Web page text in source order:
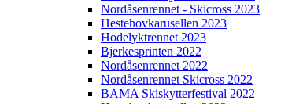
Nordåsenrennet - Skicross 2023
Hestehovkarusellen 2023
Hodelyktrennet 2023
Bjerkesprinten 2022
Nordåsenrennet 2022
Nordåsenrennet Skicross 2022
BAMA Skiskytterfestival 2022